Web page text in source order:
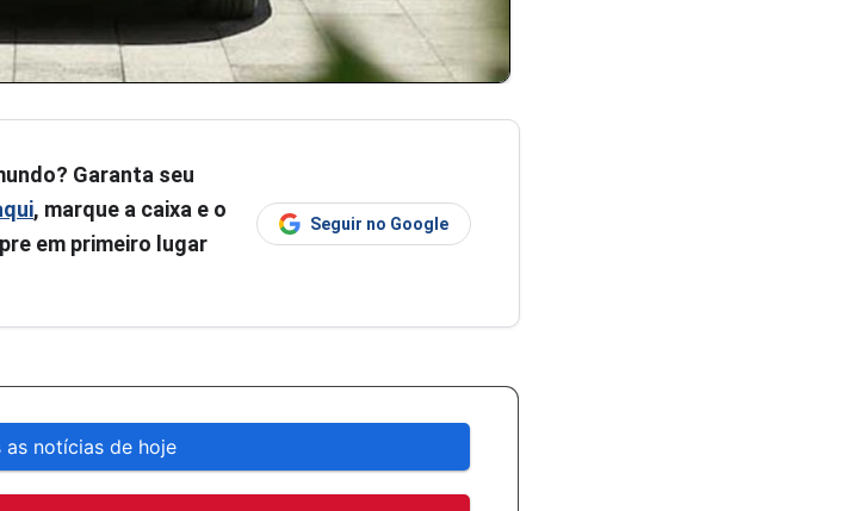
Garanta seu
, marque a caixa e o
em primeiro lugar
Seguir no Google
as notícias de hoje